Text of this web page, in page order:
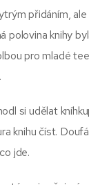
přidáním,
polovina knihy
pro mladé
si udělat
knihu číst.
jde.